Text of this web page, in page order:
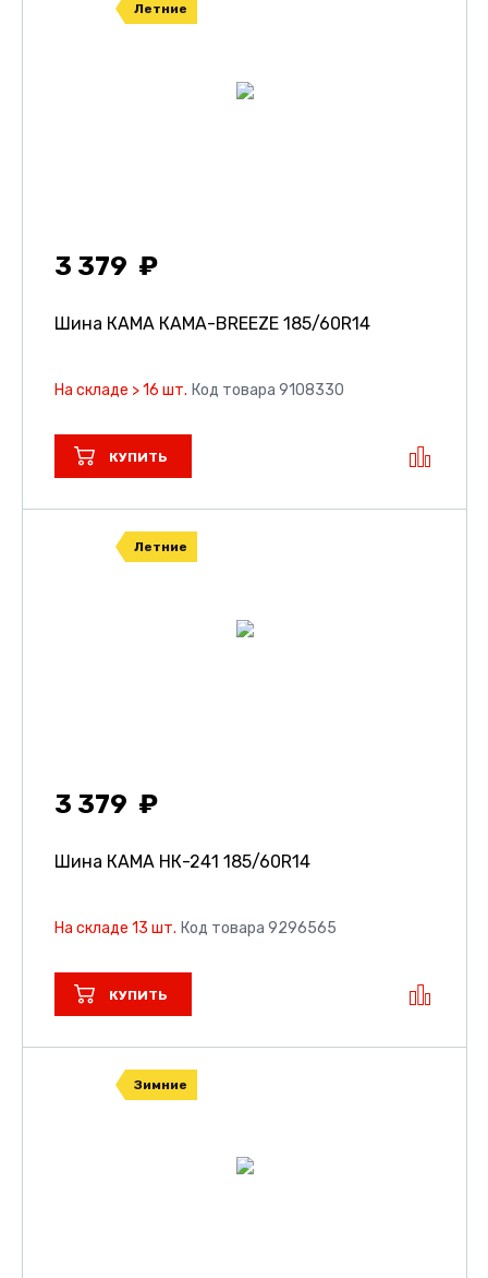
Летние
3 379
Шина КАМА КАМА-BREEZE 185/60R14
На складе > 16 шт. Код товара 9108330
КУПИТЬ
Летние
3 379
Шина КАМА НК-241 185/60R14
На складе 13 шт. Код товара 9296565
КУПИТЬ
Зимние